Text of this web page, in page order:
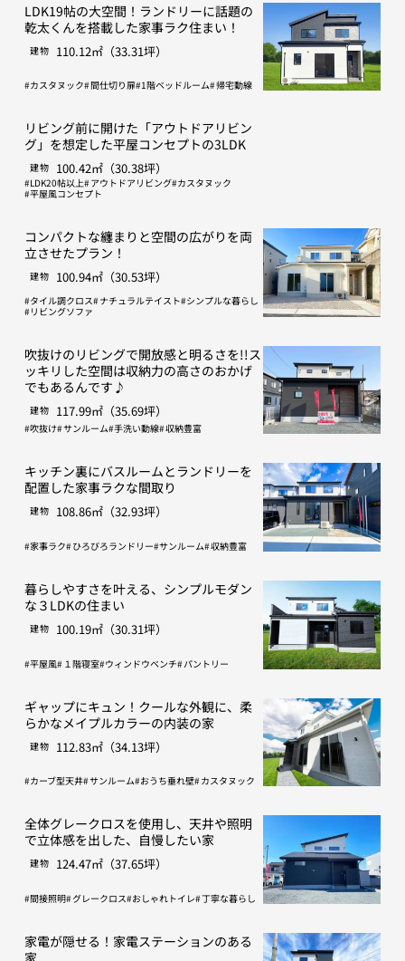
LDK19帖の大空間！ランドリーに話題の
乾太くんを搭載した家事ラク住まい！
建物 110.12㎡（33.31坪）
カスタヌック 間仕切り扉 1階ベッドルーム 帰宅動線
リビング前に開けた「アウトドアリビン
グ」を想定した平屋コンセプトの3LDK
建物 100.42㎡（30.38坪）
LDK20帖以上 アウトドアリビング カスタヌック
平屋風コンセプト
コンパクトな纏まりと空間の広がりを両
立させたプラン！
建物 100.94㎡（30.53坪）
タイル調クロス ナチュラルテイスト シンプルな暮らし
リビングソファ
吹抜けのリビングで開放感と明るさを!!ス
ッキリした空間は収納力の高さのおかげ
でもあるんです♪
建物 117.99㎡（35.69坪）
吹抜け サンルーム 手洗い動線 収納豊富
キッチン裏にバスルームとランドリーを
配置した家事ラクな間取り
建物 108.86㎡（32.93坪）
家事ラク ひろびろランドリー サンルーム 収納豊富
暮らしやすさを叶える、シンプルモダン
な３LDKの住まい
建物 100.19㎡（30.31坪）
平屋風 １階寝室 ウィンドウベンチ パントリー
ギャップにキュン！クールな外観に、柔
らかなメイプルカラーの内装の家
建物 112.83㎡（34.13坪）
カーブ型天井 サンルーム おうち垂れ壁 カスタヌック
全体グレークロスを使用し、天井や照明
で立体感を出した、自慢したい家
建物 124.47㎡（37.65坪）
間接照明 グレークロス おしゃれトイレ 丁寧な暮らし
家電が隠せる！家電ステーションのある
家